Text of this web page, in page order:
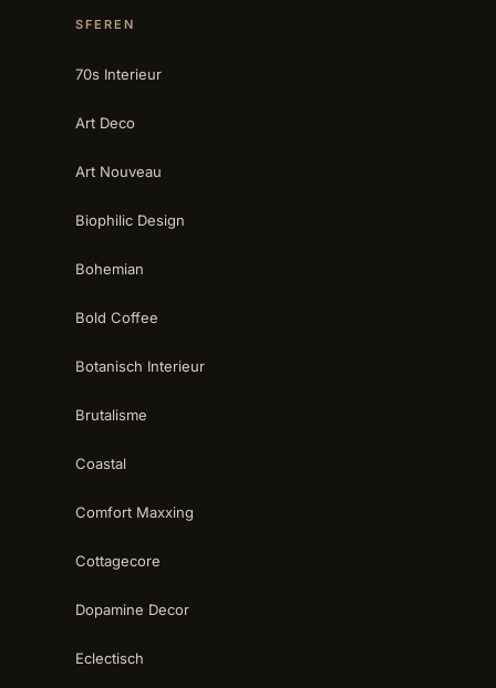
SFEREN
70s Interieur
Art Deco
Art Nouveau
Biophilic Design
Bohemian
Bold Coffee
Botanisch Interieur
Brutalisme
Coastal
Comfort Maxxing
Cottagecore
Dopamine Decor
Eclectisch